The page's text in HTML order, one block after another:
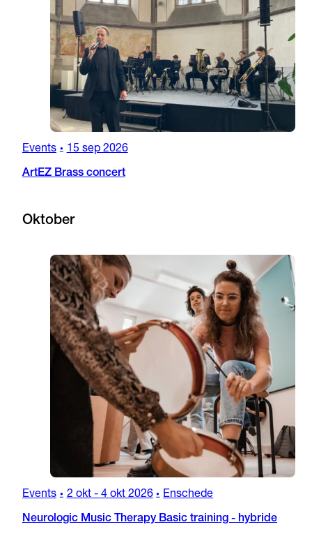
Events • 15 sep 2026
ArtEZ Brass concert
Oktober
Events • 2 okt- 4 okt 2026 • Enschede
Neurologic Music Therapy Basic training - hybride